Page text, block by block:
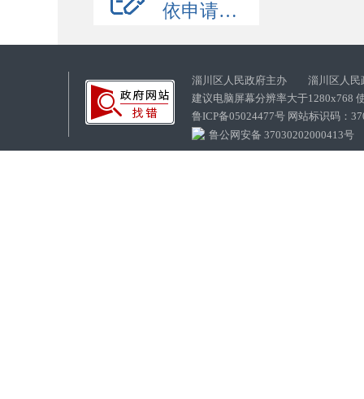
依申请公开
淄川区人民政府主办 淄川区人民
建议电脑屏幕分辨率大于1280x768
鲁ICP备05024477号 网站标识码：
鲁公网安备 37030202000413号